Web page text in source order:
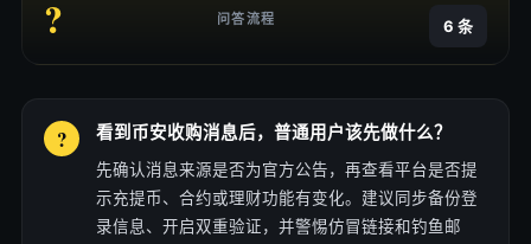
? 问答流程 6 条
看到币安收购消息后，普通用户该先做什么？
先确认消息来源是否为官方公告，再查看平台是否提
示充提币、合约或理财功能有变化。建议同步备份登
录信息、开启双重验证，并警惕仿冒链接和钓鱼邮